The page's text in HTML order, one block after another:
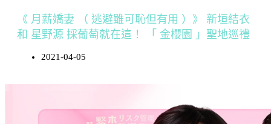
《 月薪嬌妻 （ 逃避雖可恥但有用 ）》 新垣結衣
和 星野源 採葡萄就在這！ 「 金櫻園 」聖地巡禮
2021-04-05